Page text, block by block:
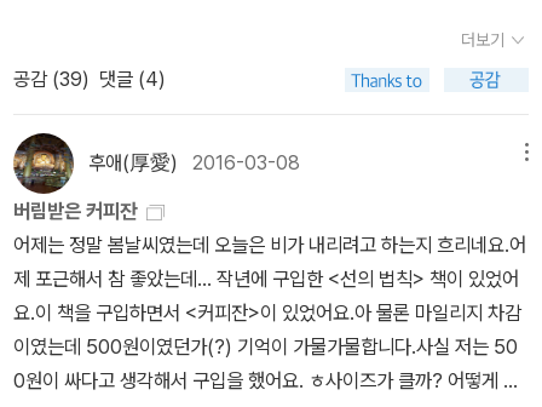
비록 중역의 오염을 의심하더라도 그의 문장이 주는 기쁨은 여전하
다.그의 또다른 대표작인 <차로 그린 풍경>이 번역되기를 기대한다.
중역이라도 감사히 여기며 읽을 테니.덧) 그러나 17세기 세르비아
의 가난한 석공이 빵 이름을 열거하며 ‘턴오버’, ‘팝오버’ 같은 이름을
들먹이는 건 보고 싶지 않다. 비록 원전 번역의 해당 부분이 나로서는
도저히 이해할 수 없는 문장으로 이어져 있었다 해도.
려면 뭔가 굳은 결심을 해야한다.한 해의 결산 같은 페이퍼는 정리용
으로 쓰는 게 좋지만 귀찮다는 이유 하나로 거의 몇 해를 그냥 보낸 거
같다. 심히 아쉽지만 이걸 정리하기 위해서는 시간을 투여하고 컴터
를 세팅해야하니... 그럼에도 불구하고 올해는 해야할 거 같다. 2022
는 정말 내게 있어 중요한 한 해여서 그렇다. 그림을 컬렉팅하고 그림
을 그리기 시작한 원년이기에. 그래서 올 한 해 가장 많은 책을 구매한
분야가 미술 분야다. 그것도 한국 미술 작가와 미술 시장에 관련된 책
들. 약 50여 권 쯤 되는 듯하다.그 다음으로 많이 구매한 분야가 인문
사회 분야. 전통적으로 내가 가장 많이 구매했던 분야인데 올해 역시
100권을 돌파했다. 참고로 올 해 내 알라딘 기록을 보니 알라딘에서
총 173권을 구매했는데, 작년보다는 확연히 줄었다(작년에는 300
더보기
공감 (39) 댓글 (4)
후애(厚愛) 2016-03-08
버림받은 커피잔
어제는 정말 봄날씨였는데 오늘은 비가 내리려고 하는지 흐리네요.어
제 포근해서 참 좋았는데... 작년에 구입한 <선의 법칙> 책이 있었어
요.이 책을 구입하면서 <커피잔>이 있었어요.아 물론 마일리지 차감
이였는데 500원이였던가(?) 기억이 가물가물합니다.사실 저는 50
0원이 싸다고 생각해서 구입을 했어요. ㅎ사이즈가 클까? 어떻게 생